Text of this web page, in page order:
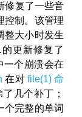
修复了一些音
控制。该管理
整大小时发生
的更新修复了
个崩溃会在
在对 file(1) 命
几个补丁；
个完整的单词